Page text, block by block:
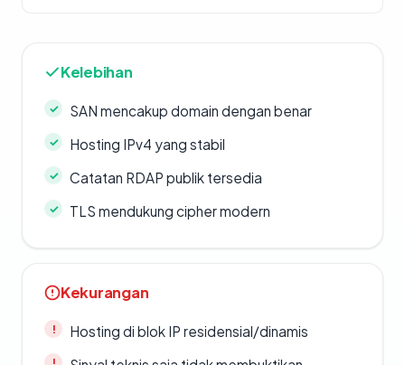
Kelebihan
SAN mencakup domain dengan benar
Hosting IPv4 yang stabil
Catatan RDAP publik tersedia
TLS mendukung cipher modern
Kekurangan
Hosting di blok IP residensial/dinamis